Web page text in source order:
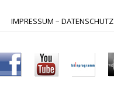
IMPRESSUM – DATENSCHUTZ